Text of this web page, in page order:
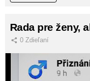
Rada pre ženy,
0 Zdieľaní